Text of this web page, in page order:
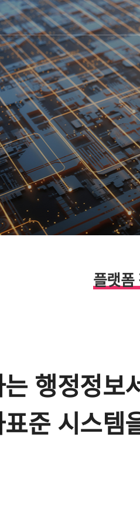
플랫폼
행정정보
준 시스템